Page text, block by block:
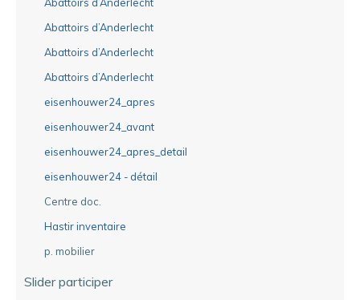
Abattoirs d’Anderlecht
Abattoirs d’Anderlecht
Abattoirs d’Anderlecht
eisenhouwer24_apres
eisenhouwer24_avant
eisenhouwer24_apres_detail
eisenhouwer24 - détail
Centre doc.
Hastir inventaire
p. mobilier
Slider participer